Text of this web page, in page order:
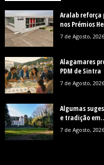
Aralab
nos Prémios
7 de Agosto, 2026
Alagamares
PDM de Sintra
7 de Agosto, 2026
Algumas
e tradição
7 de Agosto, 2026